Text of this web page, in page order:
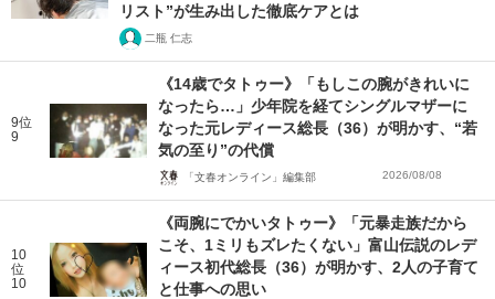
リスト”が生み出した徹底ケアとは
二瓶 仁志
9位
9
《14歳でタトゥー》「もしこの腕がきれいに
なったら…」少年院を経てシングルマザーに
なった元レディース総長（36）が明かす、“若
気の至り”の代償
「文春オンライン」編集部 2026/08/08
10
位
10
《両腕にでかいタトゥー》「元暴走族だから
こそ、1ミリもズレたくない」富山伝説のレデ
ィース初代総長（36）が明かす、2人の子育て
と仕事への思い